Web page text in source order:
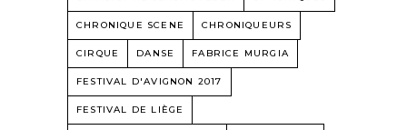
CHRONIQUE SCENE CHRONIQUEURS
CIRQUE DANSE FABRICE MURGIA
FESTIVAL D'AVIGNON 2017
FESTIVAL DE LIÈGE